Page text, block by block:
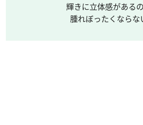
輝きに立体感がある
腫れぼったくならな